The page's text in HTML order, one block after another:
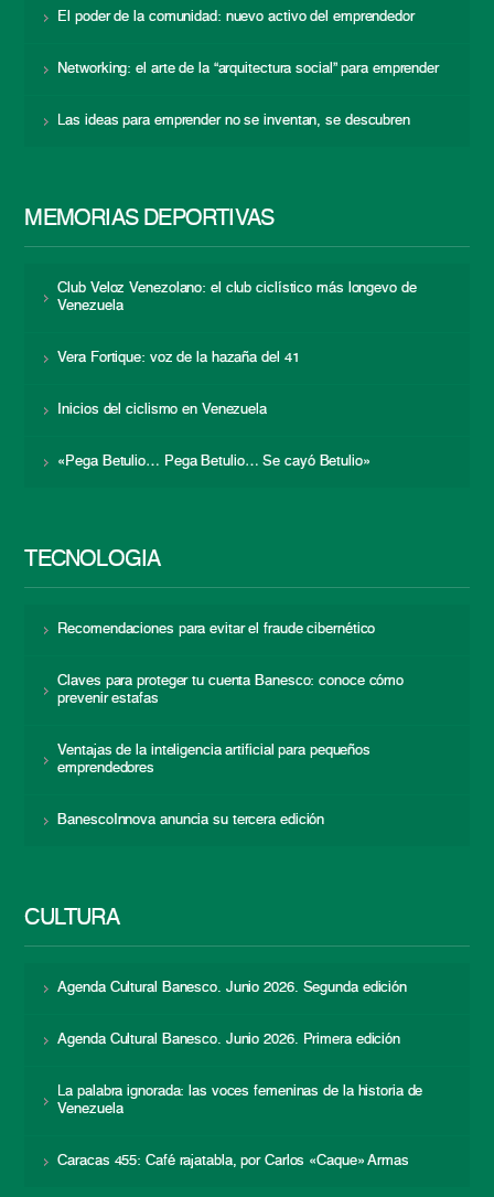
El poder de la comunidad: nuevo activo del emprendedor
Networking: el arte de la “arquitectura social” para emprender
Las ideas para emprender no se inventan, se descubren
MEMORIAS DEPORTIVAS
Club Veloz Venezolano: el club ciclístico más longevo de
Venezuela
Vera Fortique: voz de la hazaña del 41
Inicios del ciclismo en Venezuela
«Pega Betulio… Pega Betulio… Se cayó Betulio»
TECNOLOGÍA
Recomendaciones para evitar el fraude cibernético
Claves para proteger tu cuenta Banesco: conoce cómo
prevenir estafas
Ventajas de la inteligencia artificial para pequeños
emprendedores
BanescoInnova anuncia su tercera edición
CULTURA
Agenda Cultural Banesco. Junio 2026. Segunda edición
Agenda Cultural Banesco. Junio 2026. Primera edición
La palabra ignorada: las voces femeninas de la historia de
Venezuela
Caracas 455: Café rajatabla, por Carlos «Caque» Armas